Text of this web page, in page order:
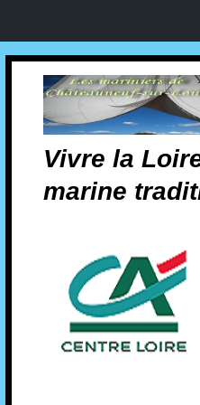
Vivre la
marine